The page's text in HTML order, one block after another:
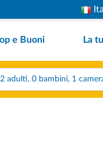
e Buoni La
2 adulti, 0 bambini, 1